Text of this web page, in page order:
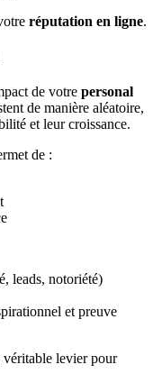
réputation en ligne.
de votre personal
de manière aléatoire,
et leur croissance.
de :
leads, notoriété)
et preuve
véritable levier pour